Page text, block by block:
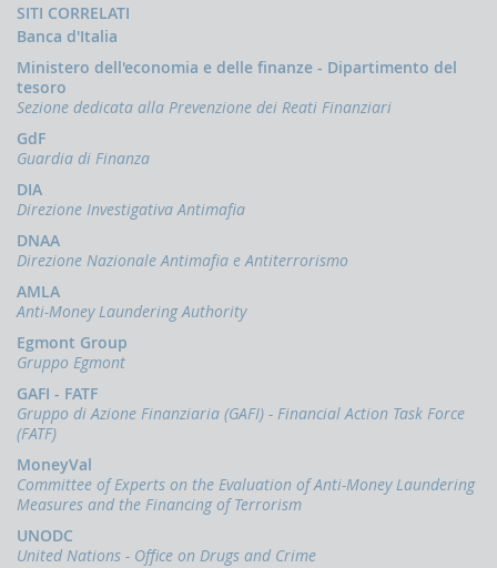
oro
(ORO)
Comunicazioni
sanzioni
finanziarie
Comunicazioni
Russia
Bielorussia
TRU,
RUS,
CBR)
Accesso
al
portale
Infostat-
UIF
istruzioni
tutorial
SITI CORRELATI
Banca d'Italia
Ministero dell'economia e delle finanze - Dipartimento del
tesoro
Sezione dedicata alla Prevenzione dei Reati Finanziari
GdF
Guardia di Finanza
DIA
Direzione Investigativa Antimafia
DNAA
Direzione Nazionale Antimafia e Antiterrorismo
AMLA
Anti-Money Laundering Authority
Egmont Group
Gruppo Egmont
GAFI - FATF
Gruppo di Azione Finanziaria (GAFI) - Financial Action Task Force
(FATF)
MoneyVal
Committee of Experts on the Evaluation of Anti-Money Laundering
Measures and the Financing of Terrorism
UNODC
United Nations - Office on Drugs and Crime